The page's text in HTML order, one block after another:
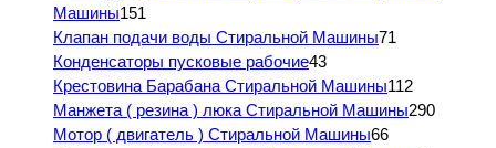
Машины151
Клапан подачи воды Стиральной Машины71
Конденсаторы пусковые рабочие43
Крестовина Барабана Стиральной Машины112
Манжета ( резина ) люка Стиральной Машины290
Мотор ( двигатель ) Стиральной Машины66